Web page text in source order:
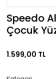
Speedo
Çocuk
1.599,00 TL